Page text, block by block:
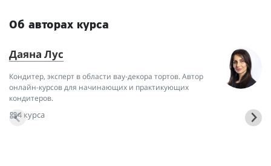
Об авторах курса
Даяна Лус
Кондитер, эксперт в области вау-декора тортов. Автор
онлайн-курсов для начинающих и практикующих
кондитеров.
4 курса